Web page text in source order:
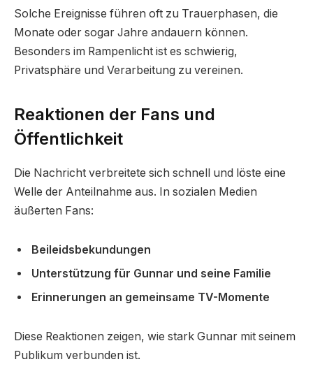
Solche Ereignisse führen oft zu Trauerphasen, die
Monate oder sogar Jahre andauern können.
Besonders im Rampenlicht ist es schwierig,
Privatsphäre und Verarbeitung zu vereinen.
Reaktionen der Fans und
Öffentlichkeit
Die Nachricht verbreitete sich schnell und löste eine
Welle der Anteilnahme aus. In sozialen Medien
äußerten Fans:
Beileidsbekundungen
Unterstützung für Gunnar und seine Familie
Erinnerungen an gemeinsame TV-Momente
Diese Reaktionen zeigen, wie stark Gunnar mit seinem
Publikum verbunden ist.